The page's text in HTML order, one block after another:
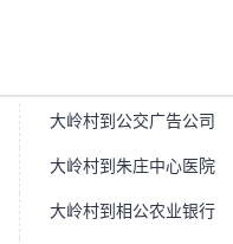
大岭村到公交广告公司
大岭村到朱庄中心医院
大岭村到相公农业银行